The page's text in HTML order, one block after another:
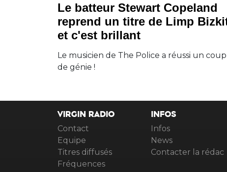
Le batteur Stewart Copeland
reprend un titre de Limp
et c'est brillant
Le musicien de The Police a réussi un coup
de génie !
VIRGIN RADIO
Contact
Equipe
Titres diffusés
Fréquences
INFOS
Infos
News
Contacter la rédac